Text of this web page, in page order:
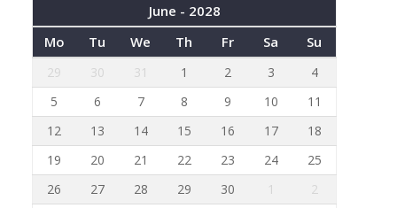
June - 2028
Mo
Tu We Th Fr Sa Su
29 30 31 1 2 3
4
5
6 7 8 9 10
11
12
13 14 15 16 17
18
19
20 21 22 23 24
25
26
27 28 29 30 1
2